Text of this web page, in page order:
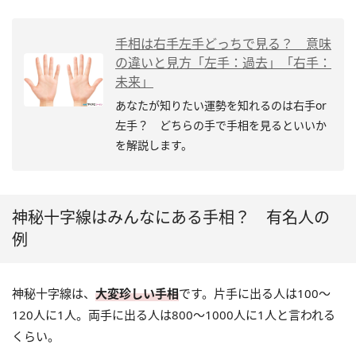
手相は右手左手どっちで見る？ 意味
の違いと見方「左手：過去」「右手：
未来」
あなたが知りたい運勢を知れるのは右手or
左手？ どちらの手で手相を見るといいか
を解説します。
神秘十字線はみんなにある手相？ 有名人の
例
神秘十字線は、 大変珍しい手相です。片手に出る人は100～
120人に1人。両手に出る人は800～1000人に1人と言われる
くらい。